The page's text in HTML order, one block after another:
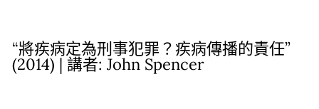
“將疾病定為刑事犯罪？疾病傳播的責任”
(2014) | 講者: John Spencer